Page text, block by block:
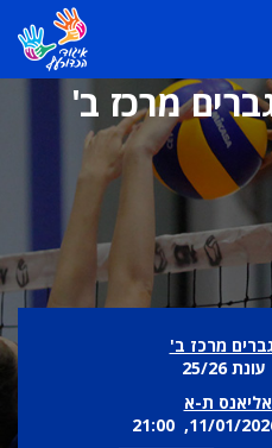
מרכז ב'
מרכז ב'
ת-א